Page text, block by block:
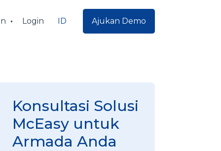
Login ID Ajukan Demo
Konsultasi Solusi
McEasy untuk
Armada Anda